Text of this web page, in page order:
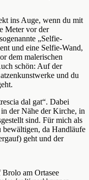
ins Auge, wenn du mit
Meter vor der
„Selfie-
und eine Selfie-Wand,
dem malerischen
schön: Auf der
und du
dal gat“. Dabei
der Nähe der Kirche, in
sind. Für mich als
bewältigen, da Handläufe
geht und der